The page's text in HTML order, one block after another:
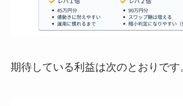
期待している利益は次のとおりです